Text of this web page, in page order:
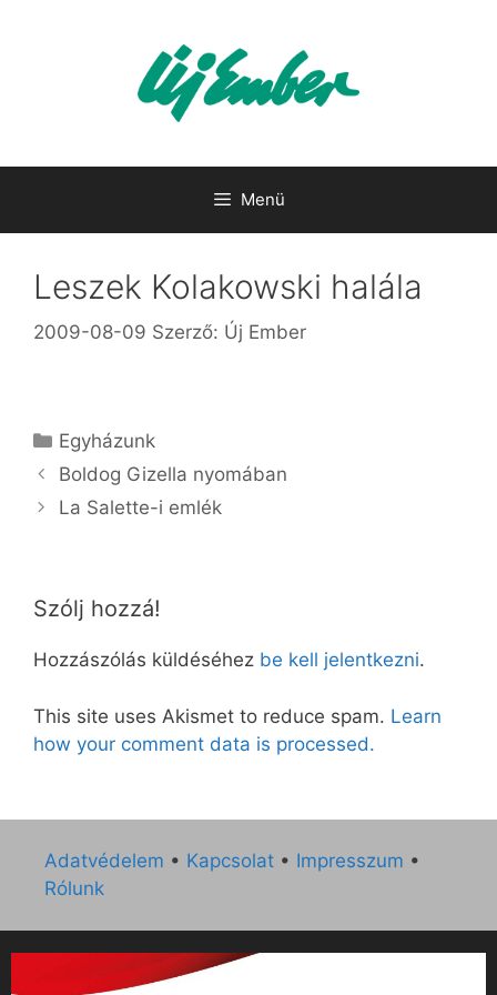
Menü
Leszek Kolakowski halála
2009-08-09 Szerző: Új Ember
Kategória
Egyházunk
Boldog Gizella nyomában
La Salette-i emlék
Szólj hozzá!
Hozzászólás küldéséhez be kell jelentkezni.
This site uses Akismet to reduce spam. Learn
how your comment data is processed.
Adatvédelem • Kapcsolat • Impresszum •
Rólunk